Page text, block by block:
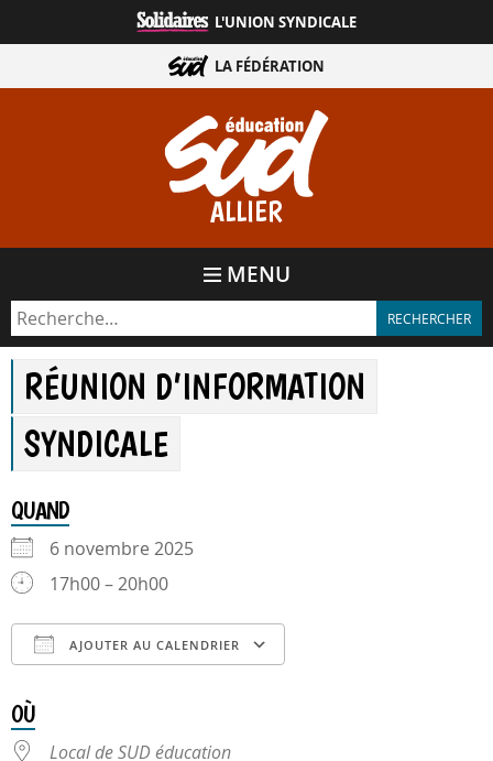
directement
contenu
ALLIER
L'UNION SYNDICALE
LA FÉDÉRATION
MENU
RÉUNION D’INFORMATION
SYNDICALE
QUAND
6 novembre 2025
17h00 – 20h00
AJOUTER AU CALENDRIER
OÙ
Local de SUD éducation